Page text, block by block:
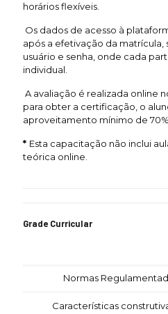
horários flexíveis.
Os dados de acesso à
após a efetivação da
usuário e senha, onde cada
individual.
A avaliação é realizada online
para obter a certificação, o
aproveitamento mínimo de
* Esta capacitação não inclui
teórica online.
Grade Curricular
Normas
Características